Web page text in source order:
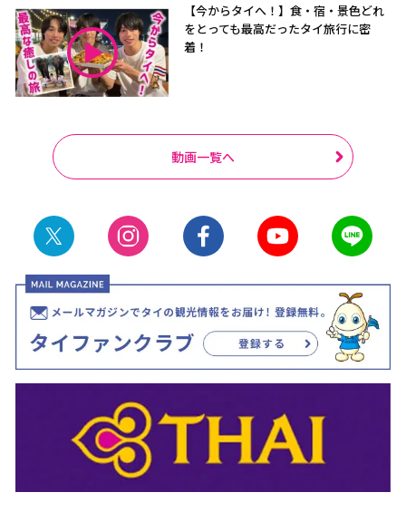
【今からタイへ！】食・宿・景色どれ
をとっても最高だったタイ旅行に密
着！
動画一覧へ